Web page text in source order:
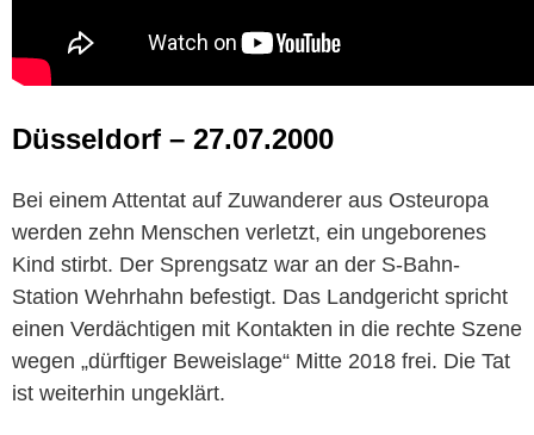
Düsseldorf – 27.07.2000
Bei einem Attentat auf Zuwanderer aus Osteuropa
werden zehn Menschen verletzt, ein ungeborenes
Kind stirbt. Der Sprengsatz war an der S-Bahn-
Station Wehrhahn befestigt. Das Landgericht spricht
einen Verdächtigen mit Kontakten in die rechte Szene
wegen „dürftiger Beweislage“ Mitte 2018 frei. Die Tat
ist weiterhin ungeklärt.